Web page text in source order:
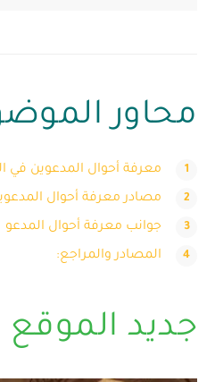
محاور
معرفة أحوال المدعوين في
مصادر معرفة أحوال
جوانب معرفة أحوال المدعو
المصادر والمراجع:
جديد الموقع